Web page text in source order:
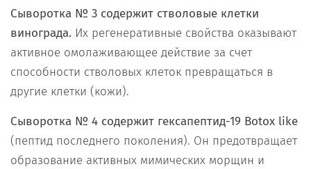
Сыворотка № 3 содержит стволовые клетки
винограда. Их регенеративные свойства оказывают
активное омолаживающее действие за счет
способности стволовых клеток превращаться в
другие клетки (кожи).
Сыворотка № 4 содержит гексапептид-19 Botox like
(пептид последнего поколения). Он предотвращает
образование активных мимических морщин и